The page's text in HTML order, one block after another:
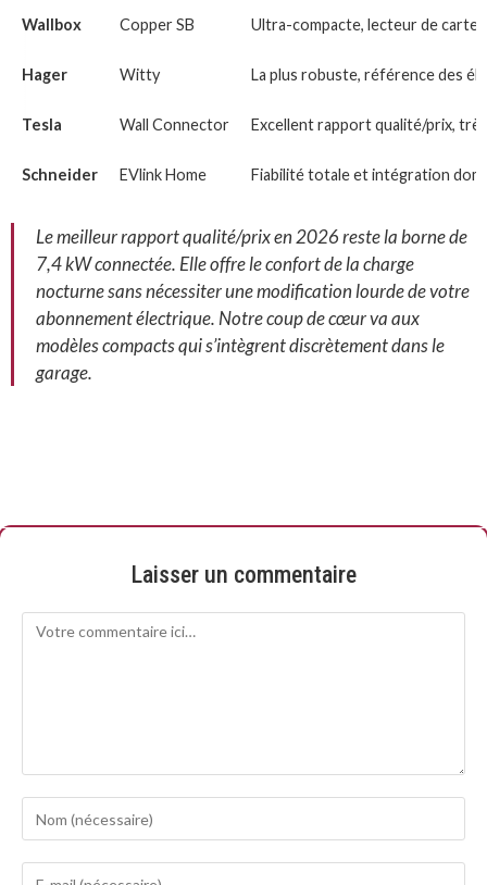
Wallbox Copper SB Ultra-compacte, lecteur de carte
Hager Witty La plus robuste, référence des
Tesla Wall Connector Excellent rapport qualité/prix,
Schneider EVlink Home Fiabilité totale et intégration
Le meilleur rapport qualité/prix en 2026 reste la borne de
7,4 kW connectée. Elle offre le confort de la charge
nocturne sans nécessiter une modification lourde de votre
abonnement électrique. Notre coup de cœur va aux
modèles compacts qui s’intègrent discrètement dans le
garage.
Laisser un commentaire